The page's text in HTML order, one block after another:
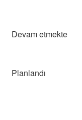
Devam etmekte
Planlandı